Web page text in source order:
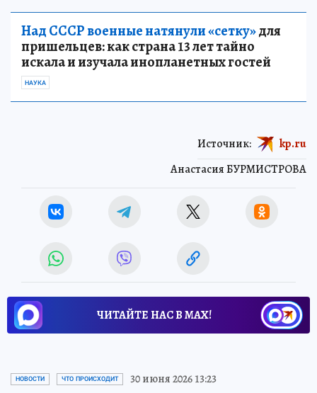
Над СССР военные натянули «сетку»для
пришельцев: как страна 13 лет тайно
искала и изучала инопланетных гостей
НАУКА
Анастасия БУРМИСТРОВА
Источник: kp.ru
ЧИТАЙТЕ НАС В МАХ!
НОВОСТИ ЧТО ПРОИСХОДИТ 30 июня 2026 13:23